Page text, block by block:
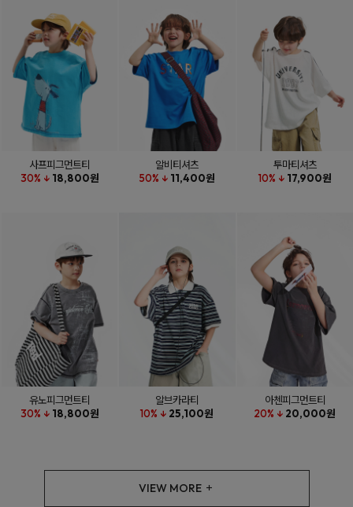
사프피그먼트티
30% ↓ 18,800원
알비티셔츠
50% ↓ 11,400원
투마티셔츠
10% ↓ 17,900원
유노피그먼트티
30% ↓ 18,800원
알브카라티
10% ↓ 25,100원
아첸피그먼트티
20% ↓ 20,000원
VIEW MORE